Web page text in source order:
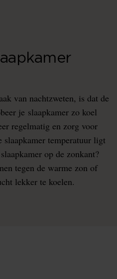
van nachtzweten, is dat de
je slaapkamer zo koel
regelmatig en zorg voor
slaapkamer temperatuur ligt
op de zonkant?
tegen de warme zon of
lekker te koelen.